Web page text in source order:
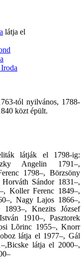
látja el
tól nyilvános, 1788-
közt épült.
látják el 1798-ig:
Angelin 1791–,
1798–, Börzsöny
Sándor 1831–,
Koller Ferenc 1849–,
Nagy Lajos 1866–,
1893–, Knezits József
1910–, Pasztorek
Lõrinc 1955–, Knorr
látja el 1977–, Gál
látja el 2000–,